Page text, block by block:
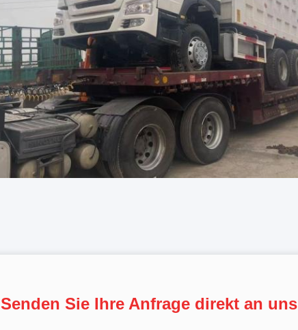
Senden Sie Ihre Anfrage direkt an uns